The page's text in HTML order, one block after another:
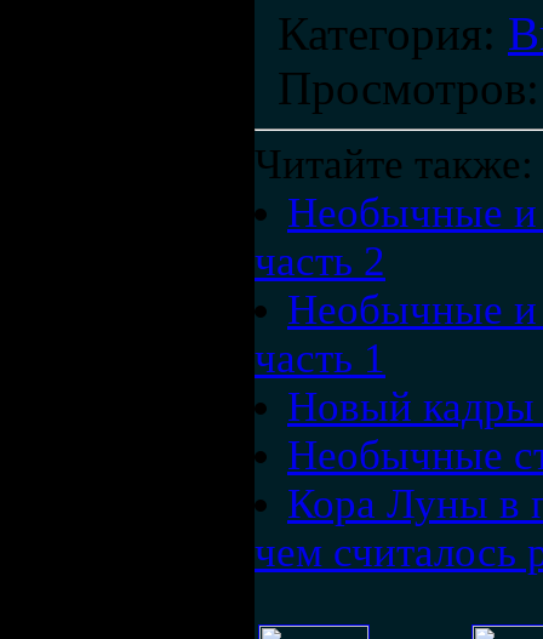
Категория:
Просмотров
Читайте также:
Необычные и
часть 2
Необычные и
часть 1
Новый кадры
Необычные
Кора Луны в
чем считалось